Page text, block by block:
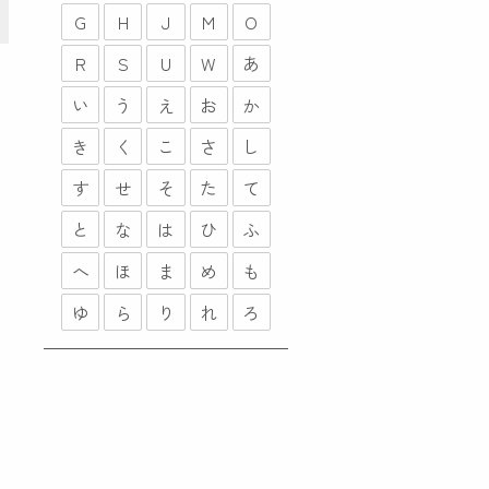
G
H J M
O
R
S U W
あ
い
う え お
か
き
く こ さ
し
す
せ そ た
て
と
な は ひ
ふ
へ
ほ ま め
も
ゆ
ら り れ ろ